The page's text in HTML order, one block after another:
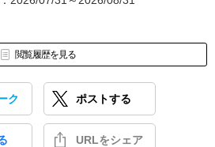
閲覧履歴を見る
ク ポストする
URLをシェア